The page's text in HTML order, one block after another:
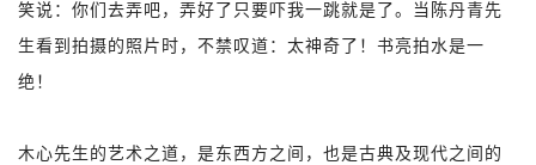
笑说：你们去弄吧，弄好了只要吓我一跳就是了。当陈丹青先
生看到拍摄的照片时，不禁叹道：太神奇了！书亮拍水是一
绝！
木心先生的艺术之道，是东西方之间，也是古典及现代之间的